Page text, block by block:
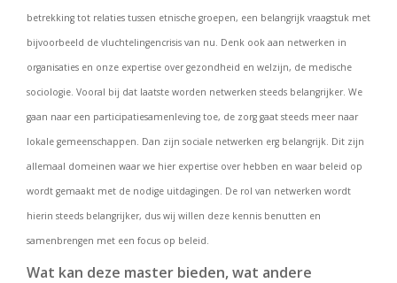
betrekking tot relaties tussen etnische groepen, een belangrijk vraagstuk met
bijvoorbeeld de vluchtelingencrisis van nu. Denk ook aan netwerken in
organisaties en onze expertise over gezondheid en welzijn, de medische
sociologie. Vooral bij dat laatste worden netwerken steeds belangrijker. We
gaan naar een participatiesamenleving toe, de zorg gaat steeds meer naar
lokale gemeenschappen. Dan zijn sociale netwerken erg belangrijk. Dit zijn
allemaal domeinen waar we hier expertise over hebben en waar beleid op
wordt gemaakt met de nodige uitdagingen. De rol van netwerken wordt
hierin steeds belangrijker, dus wij willen deze kennis benutten en
samenbrengen met een focus op beleid.
Wat kan deze master bieden, wat andere